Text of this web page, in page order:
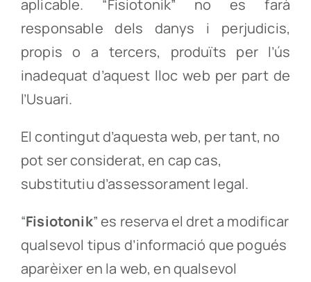
aplicable. “Fisiotonik” no es farà
responsable dels danys i perjudicis,
propis o a tercers, produïts per l’ús
inadequat d’aquest lloc web per part de
l’Usuari.
El contingut d’aquesta web, per tant, no
pot ser considerat, en cap cas,
substitutiu d’assessorament legal.
“Fisiotonik” es reserva el dret a modificar
qualsevol tipus d’informació que pogués
aparèixer en la web, en qualsevol